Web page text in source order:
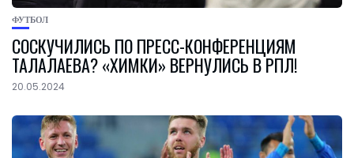
ФУТБОЛ
СОСКУЧИЛИСЬ ПО ПРЕСС-КОНФЕРЕНЦИЯМ
ТАЛАЛАЕВА? «ХИМКИ» ВЕРНУЛИСЬ В РПЛ!
20.05.2024